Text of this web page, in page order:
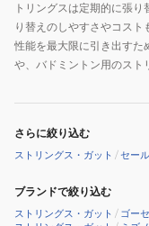
トリングスは定期的に張
り替えのしやすさやコス
性能を最大限に引き出すた
や、バドミントン用のスト
さらに絞り込む
ストリングス・ガット /セー
ブランドで絞り込む
ストリングス・ガット / ゴー